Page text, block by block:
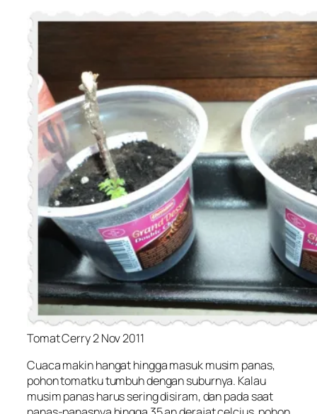
Tomat Cerry 2 Nov 2011
Cuaca makin hangat hingga masuk musim panas,
pohon tomatku tumbuh dengan suburnya. Kalau
musim panas harus sering disiram, dan pada saat